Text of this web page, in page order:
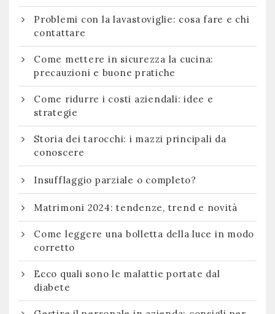
Problemi con la lavastoviglie: cosa fare e chi
contattare
Come mettere in sicurezza la cucina:
precauzioni e buone pratiche
Come ridurre i costi aziendali: idee e
strategie
Storia dei tarocchi: i mazzi principali da
conoscere
Insufflaggio parziale o completo?
Matrimoni 2024: tendenze, trend e novità
Come leggere una bolletta della luce in modo
corretto
Ecco quali sono le malattie portate dal
diabete